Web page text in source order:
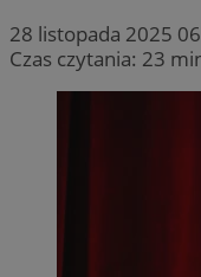
28 listopada 2025
Czas czytania: 23